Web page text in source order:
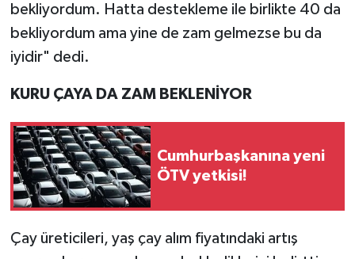
bekliyordum. Hatta destekleme ile birlikte 40 da
bekliyordum ama yine de zam gelmezse bu da
iyidir" dedi.
KURU ÇAYA DA ZAM BEKLENİYOR
Cumhurbaşkanına yeni
ÖTV yetkisi!
Çay üreticileri, yaş çay alım fiyatındaki artış